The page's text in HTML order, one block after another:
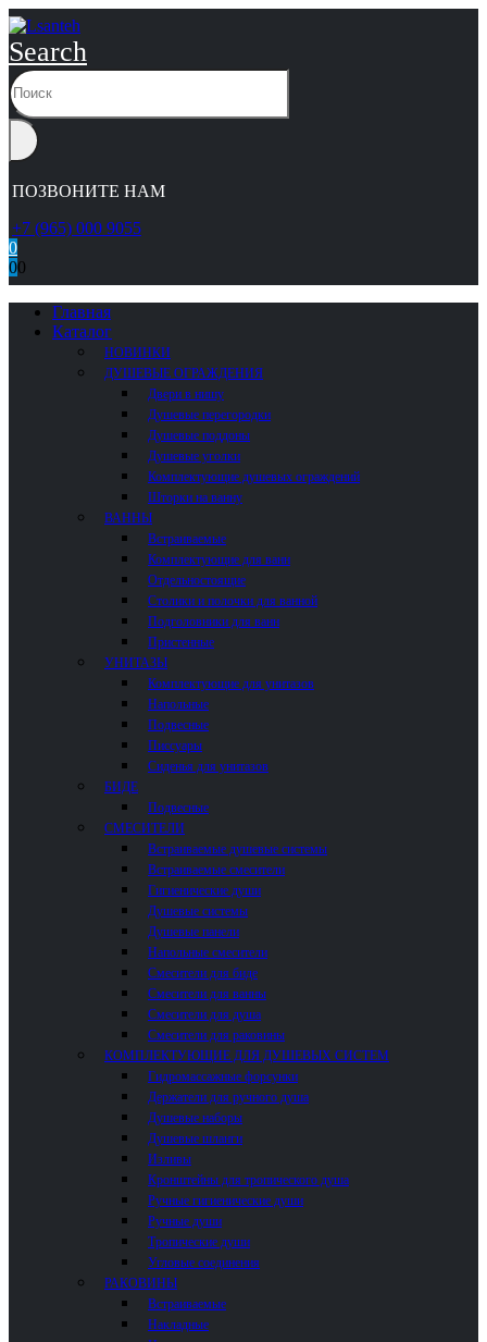
Search
ПОЗВОНИТЕ НАМ
+7 (965) 000 9055
0
00
Главная
Каталог
НОВИНКИ
ДУШЕВЫЕ ОГРАЖДЕНИЯ
Двери в нишу
Душевые перегородки
Душевые поддоны
Душевые уголки
Комплектующие душевых ограждений
Шторки на ванну
ВАННЫ
Встраиваемые
Комплектующие для ванн
Отдельностоящие
Столики и полочки для ванной
Подголовники для ванн
Пристенные
УНИТАЗЫ
Комплектующие для унитазов
Напольные
Подвесные
Писсуары
Сиденья для унитазов
БИДЕ
Подвесные
СМЕСИТЕЛИ
Встраиваемые душевые системы
Встраиваемые смесители
Гигиенические души
Душевые системы
Душевые панели
Напольные смесители
Смесители для биде
Смесители для ванны
Смесители для душа
Смесители для раковины
КОМПЛЕКТУЮЩИЕ ДЛЯ ДУШЕВЫХ СИСТЕМ
Гидромассажные форсунки
Держатели для ручного душа
Душевые наборы
Душевые шланги
Изливы
Кронштейны для тропического душа
Ручные гигиенические души
Ручные души
Тропические души
Угловые соединения
РАКОВИНЫ
Встраиваемые
Накладные